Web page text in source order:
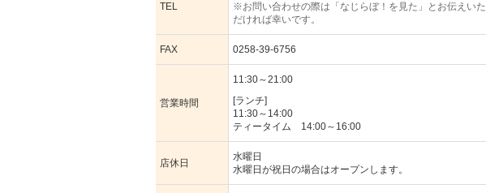
TEL
※お問い合わせの際は「なじらぼ！を見た」とお伝えいた
だければ幸いです。
FAX 0258-39-6756
営業時間
11:30～21:00
[ランチ]
11:30～14:00
ティータイム 14:00～16:00
店休日
水曜日
水曜日が祝日の場合はオープンします。